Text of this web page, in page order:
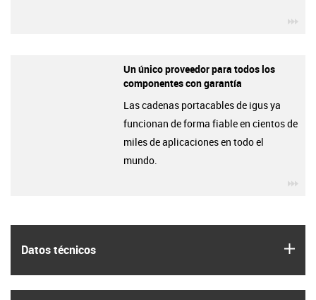
Datos técnicos
Un único proveedor para todos los
componentes con garantía
Las cadenas portacables de igus ya
funcionan de forma fiable en cientos de
miles de aplicaciones en todo el
mundo.